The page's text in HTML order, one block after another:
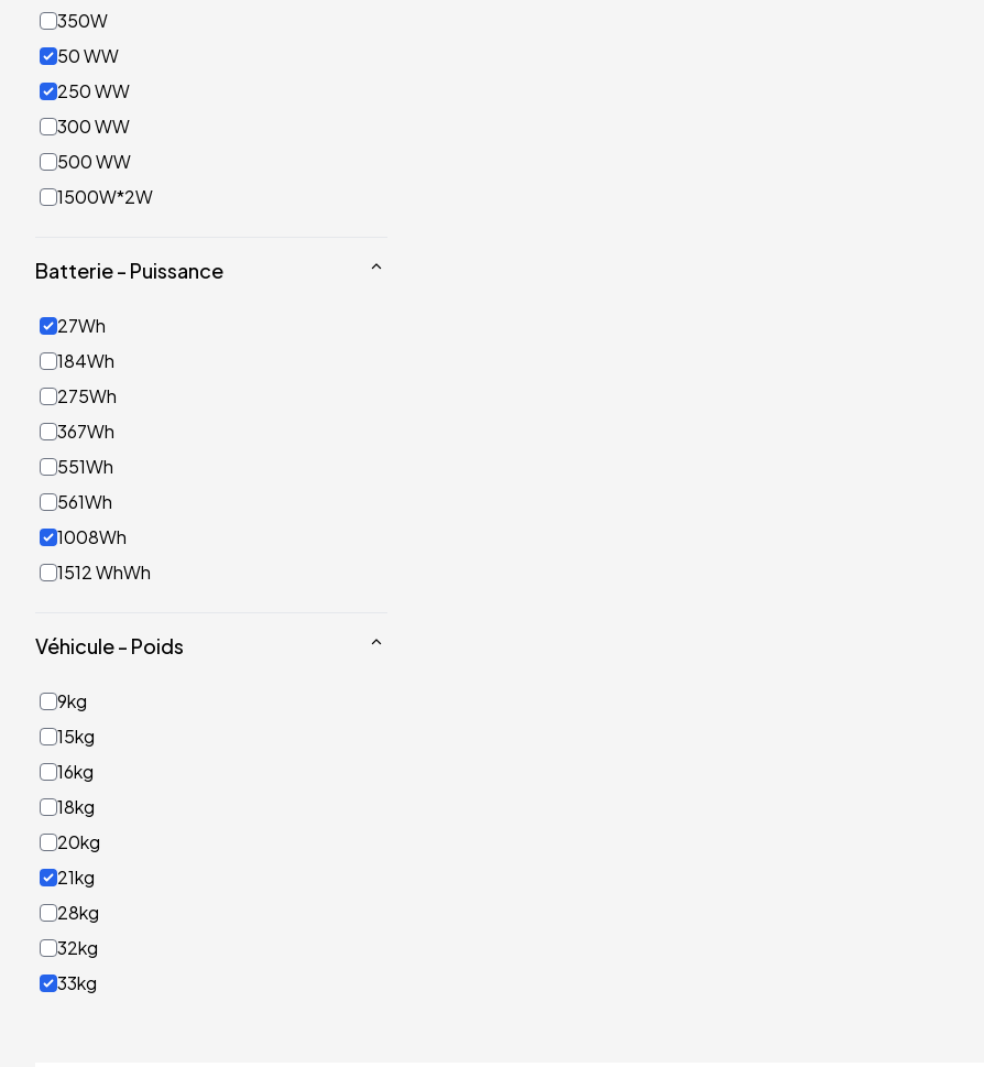
350W
50 WW
250 WW
300 WW
500 WW
1500W*2W
Batterie - Puissance
27Wh
184Wh
275Wh
367Wh
551Wh
561Wh
1008Wh
1512 WhWh
Véhicule - Poids
9kg
15kg
16kg
18kg
20kg
21kg
28kg
32kg
33kg